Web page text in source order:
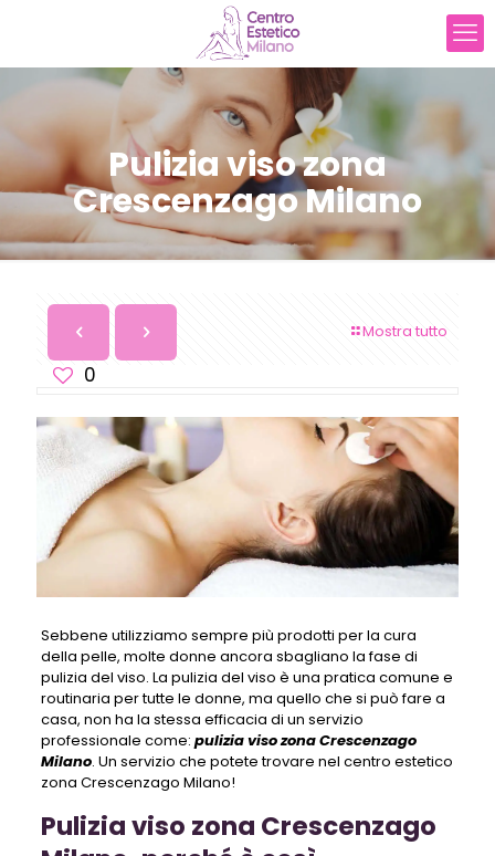
Pulizia viso zona
Crescenzago Milano
Mostra tutto
0
Sebbene utilizziamo sempre più prodotti per la cura
della pelle, molte donne ancora sbagliano la fase di
pulizia del viso. La pulizia del viso è una pratica comune e
routinaria per tutte le donne, ma quello che si può fare a
casa, non ha la stessa efficacia di un servizio
professionale come: pulizia viso zona Crescenzago
Milano. Un servizio che potete trovare nel centro estetico
zona Crescenzago Milano!
Pulizia viso zona Crescenzago